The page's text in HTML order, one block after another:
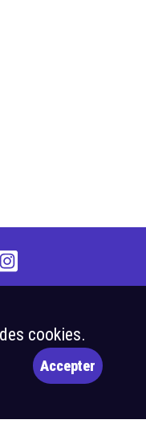
cookies.
Accepter